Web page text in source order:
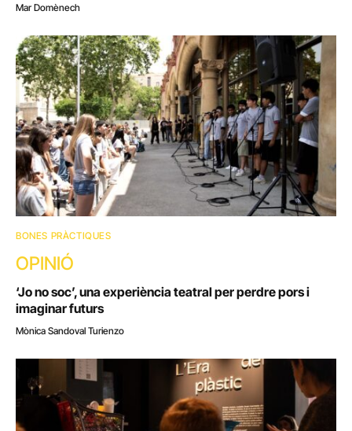
Mar Domènech
BONES PRÀCTIQUES
OPINIÓ
‘Jo no soc’, una experiència teatral per perdre pors i
imaginar futurs
Mònica Sandoval Turienzo